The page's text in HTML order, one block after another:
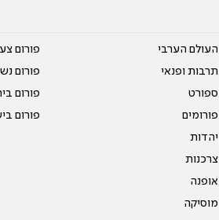
העולם הערבי
תרבות ופנאי
ספורט
פורומים
יהדות
צרכנות
אופנה
מוסיקה
פורום
פורום
פורום
פורום